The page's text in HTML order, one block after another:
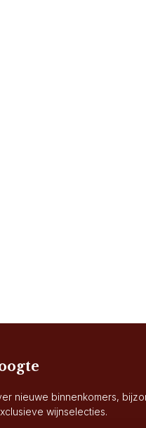
nieuwe binnenkomers,
wijnselecties.